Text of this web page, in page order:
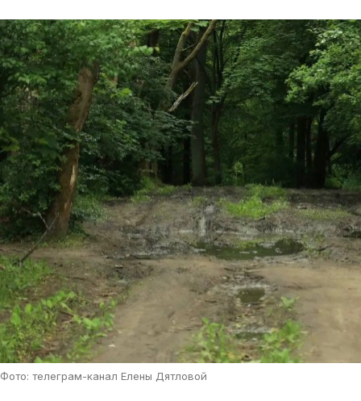
Фото: телеграм-канал Елены Дятловой